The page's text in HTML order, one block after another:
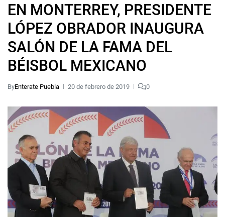
EN MONTERREY, PRESIDENTE
LÓPEZ OBRADOR INAUGURA
SALÓN DE LA FAMA DEL
BÉISBOL MEXICANO
ByEnterate Puebla 20 de febrero de 2019 0